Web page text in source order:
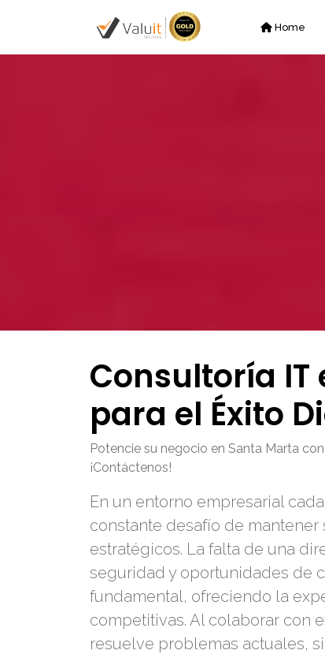
Home
Consultoría IT
para el Éxito
Potencie su negocio en Santa Marta
¡Contáctenos!
En un entorno empresarial
constante desafío de
estratégicos. La falta de una
seguridad y oportunidades de
fundamental, ofreciendo la
competitivas. Al colaborar con
resuelve problemas actuales,